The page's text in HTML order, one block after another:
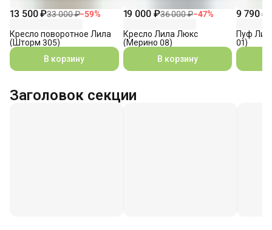
13 500 ₽33 000 ₽−59%
Кресло поворотное Лила
(Шторм 305)
В корзину
19 000 ₽36 000 ₽−47%
Кресло Лила Люкс
(Мерино 08)
В корзину
9 790 ₽
Пуф
01)
Заголовок секции